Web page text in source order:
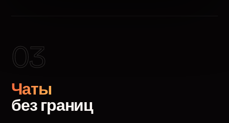
03
Чаты
без границ